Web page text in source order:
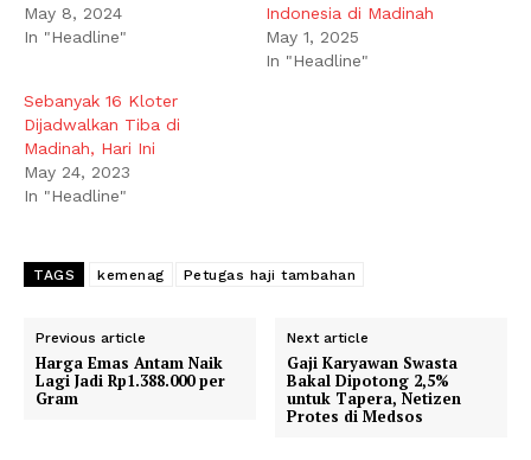
May 8, 2024
In "Headline"
Indonesia di Madinah
May 1, 2025
In "Headline"
Sebanyak 16 Kloter
Dijadwalkan Tiba di
Madinah, Hari Ini
May 24, 2023
In "Headline"
TAGS kemenag Petugas haji tambahan
Previous article
Harga Emas Antam Naik
Lagi Jadi Rp1.388.000 per
Gram
Next article
Gaji Karyawan Swasta
Bakal Dipotong 2,5%
untuk Tapera, Netizen
Protes di Medsos